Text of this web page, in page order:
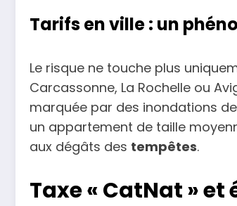
Tarifs en ville : un
Le risque ne touche plus
Carcassonne, La Rochelle ou
marquée par des inondations
un appartement de taille
aux dégâts des tempêtes.
Taxe « CatNat »